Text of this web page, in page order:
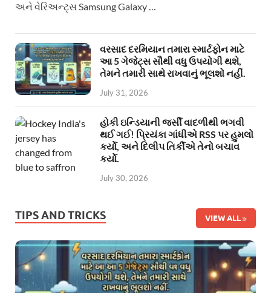
અને વેરિઅન્ટ્સ Samsung Galaxy …
વરસાદ દરમિયાન તમારા સ્માર્ટફોન માટે
આ 5 ગેજેટ્સ સૌથી વધુ ઉપયોગી થશે,
તેમને તમારી સાથે રાખવાનું ભૂલશો નહીં.
July 31, 2026
હોકી ઇન્ડિયાની જર્સી વાદળીથી ભગવી
થઈ ગઈ! પ્રિયંકા ગાંધીએ RSS પર હુમલો
કર્યો, અને દિલીપ તિર્કીએ તેનો બચાવ
કર્યો.
July 30, 2026
TIPS AND TRICKS VIEW ALL